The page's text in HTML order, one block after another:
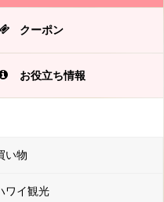
クーポン
お役立ち情報
い物
ワイ観光